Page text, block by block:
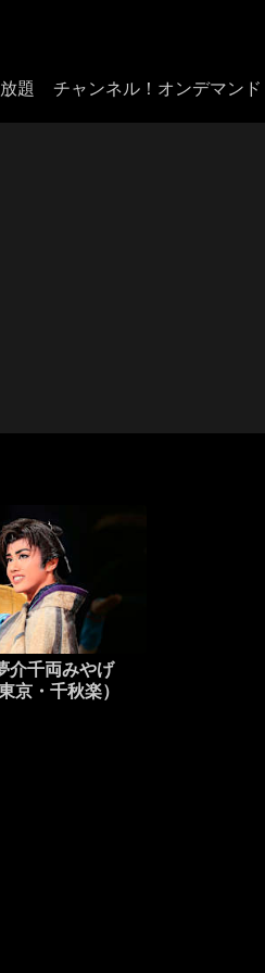
題 チャンネル！オンデマンド
介千両みやげ
京・千秋楽）